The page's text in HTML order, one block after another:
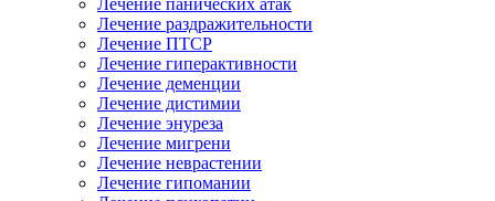
Лечение панических атак
Лечение раздражительности
Лечение ПТСР
Лечение гиперактивности
Лечение деменции
Лечение дистимии
Лечение энуреза
Лечение мигрени
Лечение неврастении
Лечение гипомании